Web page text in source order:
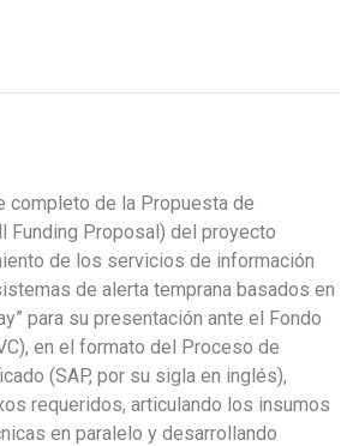
completo de la Propuesta de
Funding Proposal) del proyecto
de los servicios de información
de alerta temprana basados en
para su presentación ante el Fondo
en el formato del Proceso de
(SAP, por su sigla en inglés),
requeridos, articulando los insumos
en paralelo y desarrollando